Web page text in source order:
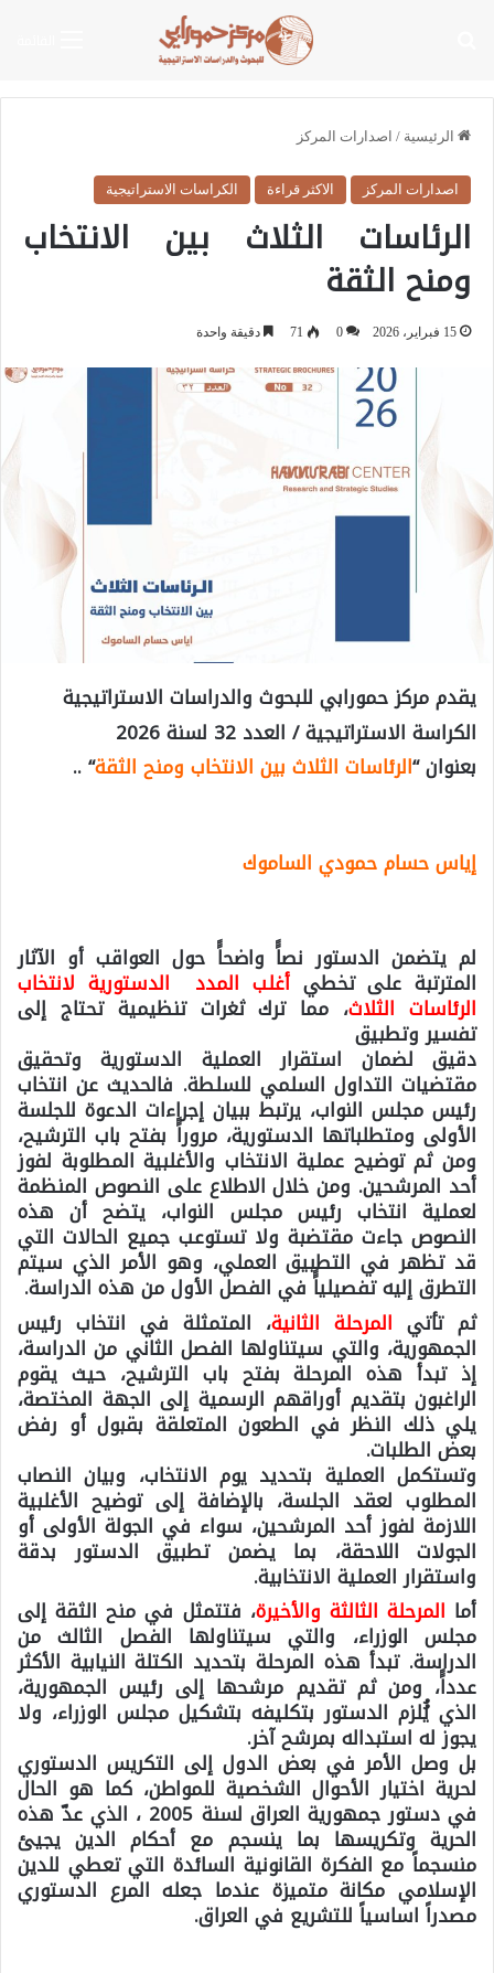
الرئيسية / اصدارات المركز
اصدارات المركز الاكثر قراءة الكراسات الاستراتيجية
الرئاسات الثلاث بين الانتخاب
ومنح الثقة
15 فبراير، 2026 0
71 دقيقة واحدة
يقدم مركز حمورابي للبحوث والدراسات الاستراتيجية
الكراسة الاستراتيجية / العدد 32 لسنة 2026
بعنوان “الرئاسات الثلاث بين الانتخاب ومنح الثقة“ ..
إياس حسام حمودي الساموك
لم يتضمن الدستور نصاًً واضحاًً حول العواقب أو الآثار
المترتبة على تخطيأغلب المدد الدستورية لانتخاب
الرئاسات الثلاث، مما ترك ثغرات تنظيمية تحتاج إلى
تفسير وتطبيق
دقيق لضمان استقرار العملية الدستورية وتحقيق
مقتضيات التداول السلمي للسلطة. فالحديث عن انتخاب
رئيس مجلس النواب، يرتبط ببيان إجراءات الدعوة للجلسة
الأولى ومتطلباتها الدستورية، مروراًً بفتح باب الترشيح،
ومن ثم توضيح عملية الانتخاب والأغلبية المطلوبة لفوز
أحد المرشحين. ومن خلال الاطلاع على النصوص المنظمة
لعملية انتخاب رئيس مجلس النواب، يتضح أن هذه
النصوص جاءت مقتضبة ولا تستوعب جميع الحالات التي
قد تظهر في التطبيق العملي، وهو الأمر الذي سيتم
التطرق إليه تفصيلياًً في الفصل الأول من هذه الدراسة.
ثم تأتي المرحلة الثانية، المتمثلة في انتخاب رئيس
الجمهورية، والتي سيتناولها الفصل الثاني من الدراسة،
إذ تبدأ هذه المرحلة بفتح باب الترشيح، حيث يقوم
الراغبون بتقديم أوراقهم الرسمية إلى الجهة المختصة،
يلي ذلك النظر في الطعون المتعلقة بقبول أو رفض
بعض الطلبات.
وتستكمل العملية بتحديد يوم الانتخاب، وبيان النصاب
المطلوب لعقد الجلسة، بالإضافة إلى توضيح الأغلبية
اللازمة لفوز أحد المرشحين، سواء في الجولة الأولى أو
الجولات اللاحقة، بما يضمن تطبيق الدستور بدقة
واستقرار العملية الانتخابية.
أما المرحلة الثالثة والأخيرة، فتتمثل في منح الثقة إلى
مجلس الوزراء، والتي سيتناولها الفصل الثالث من
الدراسة. تبدأ هذه المرحلة بتحديد الكتلة النيابية الأكثر
عدداًً، ومن ثم تقديم مرشحها إلى رئيس الجمهورية،
الذي يُُلزم الدستور بتكليفه بتشكيل مجلس الوزراء، ولا
يجوز له استبداله بمرشح آخر.
بل وصل الأمر في بعض الدول إلى التكريس الدستوري
لحرية اختيار الأحوال الشخصية للمواطن، كما هو الحال
في دستور جمهورية العراق لسنة 2005 ، الذي عدّ هذه
الحرية وتكريسها بما ينسجم مع أحكام الدين يجيئ
منسجماً مع الفكرة القانونية السائدة التي تعطي للدين
الإسلامي مكانة متميزة عندما جعله المرع الدستوري
مصدراً اساسياً للتشريع في العراق.